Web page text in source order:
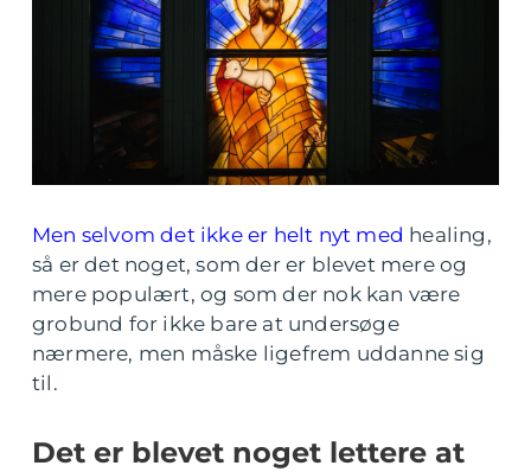
Men selvom det ikke er helt nyt med healing,
så er det noget, som der er blevet mere og
mere populært, og som der nok kan være
grobund for ikke bare at undersøge
nærmere, men måske ligefrem uddanne sig
til.
Det er blevet noget lettere at